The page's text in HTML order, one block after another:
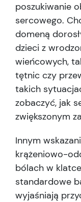
poszukiwanie
sercowego.
domeną
dzieci z
wieńcowych,
tętnic czy
takich
zobaczyć, jak
zwiększonym
Innym
krążeniowo-
bólach w
standardowe
wyjaśniają